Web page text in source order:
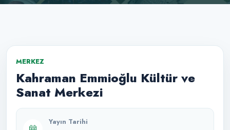
MERKEZ
Kahraman Emmioğlu Kültür ve
Sanat Merkezi
Yayın Tarihi